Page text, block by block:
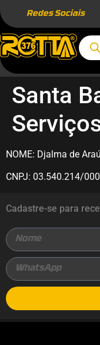
Redes Sociais
Santa
NOME: Djalma de
CNPJ: 03.540.214/
Cadastre-se para